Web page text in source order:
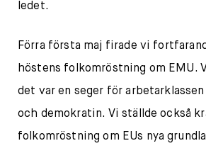
ledet.
Förra första maj firade vi
höstens folkomröstning om EMU.
det var en seger för
och demokratin. Vi ställde också
folkomröstning om EUs nya